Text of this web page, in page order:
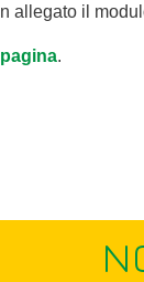
allegato il
.